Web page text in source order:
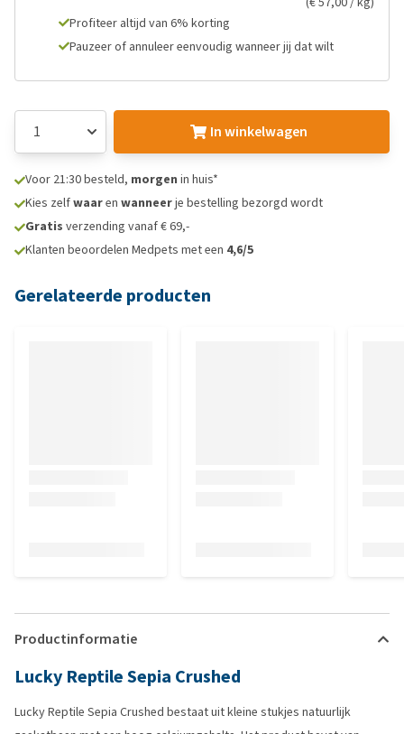
Profiteer altijd van 6% korting
Pauzeer of annuleer eenvoudig wanneer jij dat wilt
In winkelwagen
Voor 21:30 besteld, morgen in huis*
Kies zelfwaaren wanneerje bestelling bezorgd wordt
Gratis verzending vanaf € 69,-
Klanten beoordelen Medpets met een 4,6/5
Gerelateerde producten
Productinformatie
Lucky Reptile Sepia Crushed
Lucky Reptile Sepia Crushed bestaat uit kleine stukjes natuurlijk